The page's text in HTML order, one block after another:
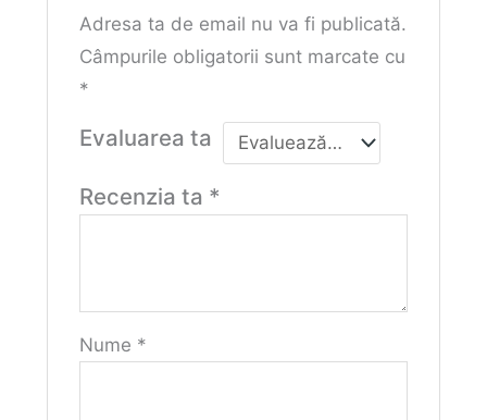
Adresa ta de email nu va fi publicată.
Câmpurile obligatorii sunt marcate cu
*
Evaluarea ta
Recenzia ta *
Nume *